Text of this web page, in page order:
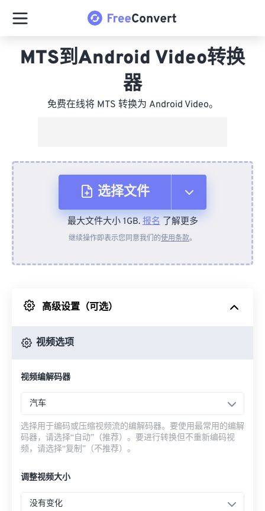
MTS到Android Video转换
器
免费在线将 MTS 转换为 Android Video。
选择文件
从设备
来自 Google Drive
最大文件大小 1GB.报名了解更多
继续操作即表示您同意我们的使用条款。
高级设置（可选）
视频选项
视频编解码器
汽车
选择用于编码或压缩视频流的编解码器。要使用最常用的编解
码器，请选择“自动”（推荐）。要进行转换但不重新编码视
频，请选择“复制”（不推荐）。
调整视频大小
没有变化